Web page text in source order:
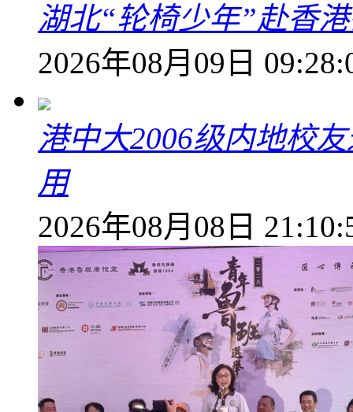
湖北“轮椅少年”赴香
2026年08月09日
港中大2006级内地校
用
2026年08月08日